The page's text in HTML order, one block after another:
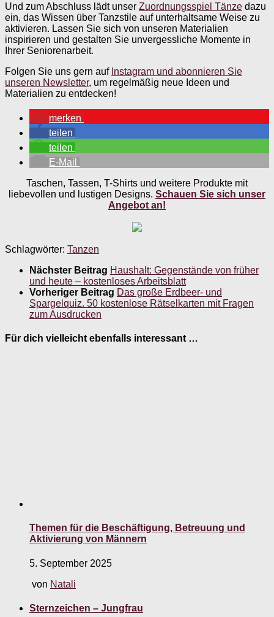
Und zum Abschluss lädt unser Zuordnungsspiel Tänze dazu
ein, das Wissen über Tanzstile auf unterhaltsame Weise zu
aktivieren. Lassen Sie sich von unseren Materialien
inspirieren und gestalten Sie unvergessliche Momente in
Ihrer Seniorenarbeit.
Folgen Sie uns gern auf Instagram und abonnieren Sie
unseren Newsletter, um regelmäßig neue Ideen und
Materialien zu entdecken!
merken
teilen
teilen
E-Mail
Taschen, Tassen, T-Shirts und weitere Produkte mit
liebevollen und lustigen Designs. Schauen Sie sich unser
Angebot an!
Schlagwörter: Tanzen
Nächster Beitrag Haushalt: Gegenstände von früher
und heute – kostenloses Arbeitsblatt
Vorheriger Beitrag Das große Erdbeer- und
Spargelquiz. 50 kostenlose Rätselkarten mit Fragen
zum Ausdrucken
Für dich vielleicht ebenfalls interessant …
Themen für die Beschäftigung, Betreuung und
Aktivierung von Männern
5. September 2025
von Natali
Sternzeichen – Jungfrau